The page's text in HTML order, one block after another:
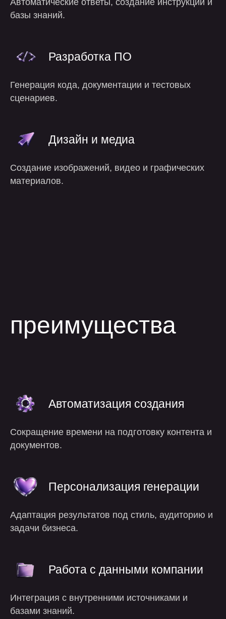
Автоматические ответы, создание инструкций и
базы знаний.
Разработка ПО
Генерация кода, документации и тестовых
сценариев.
Дизайн и медиа
Создание изображений, видео и графических
материалов.
Автоматизация создания
Сокращение времени на подготовку контента и
документов.
Персонализация генерации
Адаптация результатов под стиль, аудиторию и
задачи бизнеса.
Работа с данными компании
Интеграция с внутренними источниками и
базами знаний.